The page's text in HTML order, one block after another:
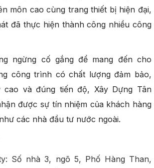
môn cao cùng trang thiết bị hiện đại,
đã thực hiện thành công nhiều công
ngừng cố gắng để mang đến cho
công trình có chất lượng đảm bảo,
và đúng tiến độ, Xây Dựng Tân
được sự tín nhiệm của khách hàng
các nhà đầu tư nước ngoài.
Số nhà 3, ngõ 5, Phố Hàng Than,